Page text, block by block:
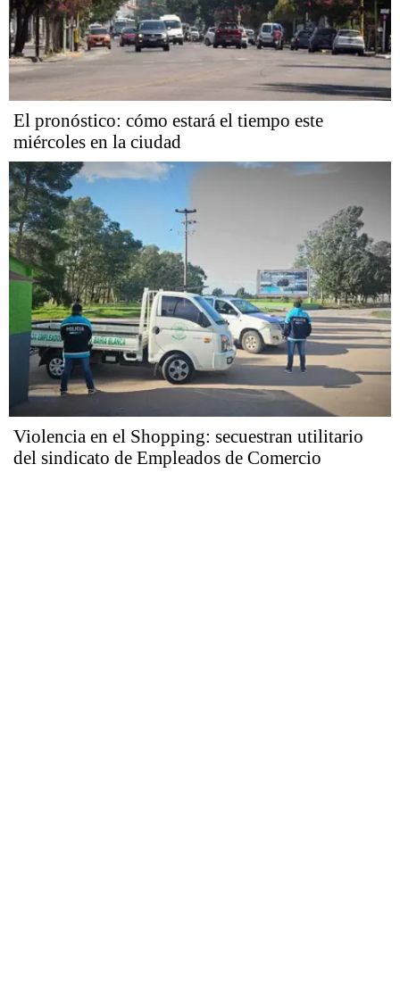
El pronóstico: cómo estará el tiempo este
miércoles en la ciudad
Violencia en el Shopping: secuestran utilitario
del sindicato de Empleados de Comercio